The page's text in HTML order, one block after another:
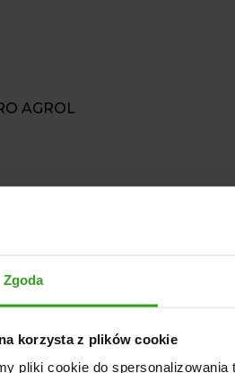
Zgoda
korzysta z plików cookie
pliki cookie do
AGROL